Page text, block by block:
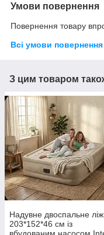
Умови повернення
Повернення товару
Всі умови повернення
З цим товаром
Надувне двоспальне
203*152*46 см із